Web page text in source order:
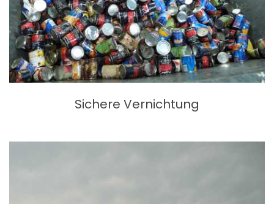
Sichere Vernichtung